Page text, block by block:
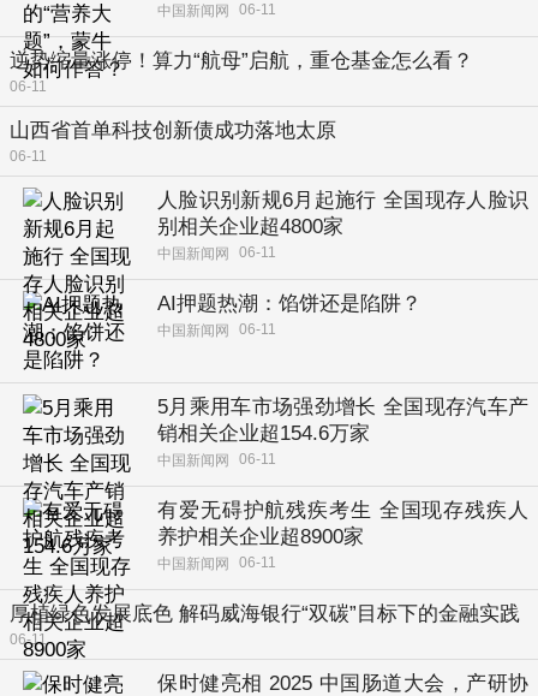
中国新闻网 06-11
逆势缩量涨停！算力“航母”启航，重仓基金怎么看？
06-11
山西省首单科技创新债成功落地太原
06-11
人脸识别新规6月起施行 全国现存人脸识
别相关企业超4800家
中国新闻网 06-11
AI押题热潮：馅饼还是陷阱？
中国新闻网 06-11
5月乘用车市场强劲增长 全国现存汽车产
销相关企业超154.6万家
中国新闻网 06-11
有爱无碍护航残疾考生 全国现存残疾人
养护相关企业超8900家
中国新闻网 06-11
厚植绿色发展底色 解码威海银行“双碳”目标下的金融实践
06-11
保时健亮相 2025 中国肠道大会，产研协